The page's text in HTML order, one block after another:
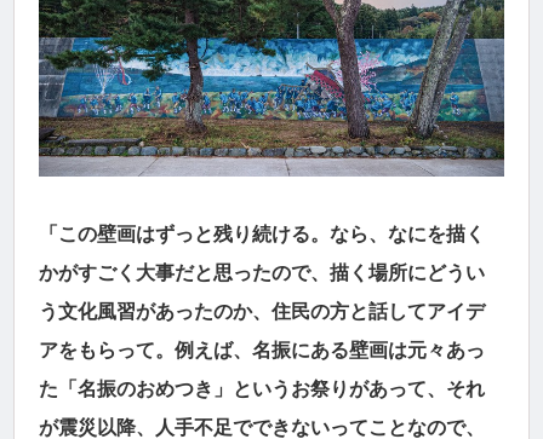
「この壁画はずっと残り続ける。なら、なにを描く
かがすごく大事だと思ったので、描く場所にどうい
う文化風習があったのか、住民の方と話してアイデ
アをもらって。例えば、名振にある壁画は元々あっ
た「名振のおめつき」というお祭りがあって、それ
が震災以降、人手不足でできないってことなので、